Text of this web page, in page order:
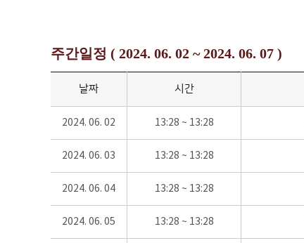
주간일정 ( 2024. 06. 02 ~ 2024. 06. 07 )
날짜 시간
2024. 06. 02 13:28 ~ 13:28
2024. 06. 03 13:28 ~ 13:28
2024. 06. 04 13:28 ~ 13:28
2024. 06. 05 13:28 ~ 13:28